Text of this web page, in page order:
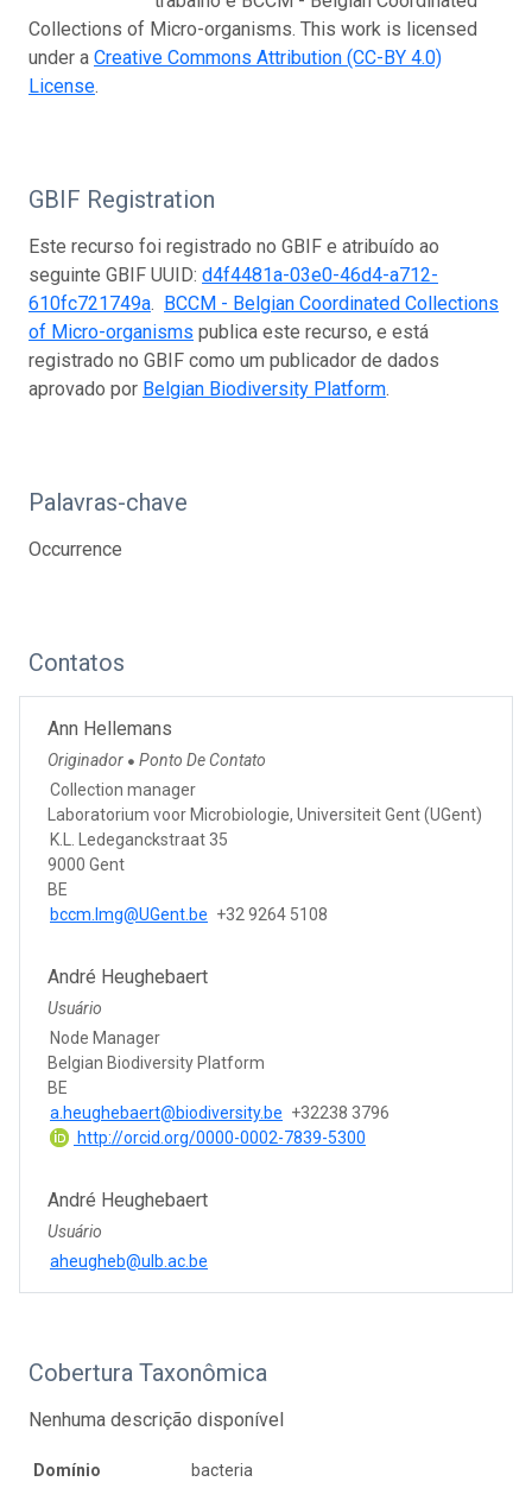
Collections of Micro-organisms. This work is licensed
under a Creative Commons Attribution (CC-BY 4.0)
License.
GBIF Registration
Este recurso foi registrado no GBIF e atribuído ao
seguinte GBIF UUID: d4f4481a-03e0-46d4-a712-
610fc721749a. BCCM - Belgian Coordinated Collections
of Micro-organisms publica este recurso, e está
registrado no GBIF como um publicador de dados
aprovado por Belgian Biodiversity Platform.
Palavras-chave
Occurrence
Contatos
Ann Hellemans
Originador ● Ponto De Contato
Collection manager
Laboratorium voor Microbiologie, Universiteit Gent (UGent)
K.L. Ledeganckstraat 35
9000 Gent
BE
bccm.lmg@UGent.be +32 9264 5108
André Heughebaert
Usuário
Node Manager
Belgian Biodiversity Platform
BE
a.heughebaert@biodiversity.be +32238 3796
http://orcid.org/0000-0002-7839-5300
André Heughebaert
Usuário
aheugheb@ulb.ac.be
Cobertura Taxonômica
Nenhuma descrição disponível
Domínio bacteria